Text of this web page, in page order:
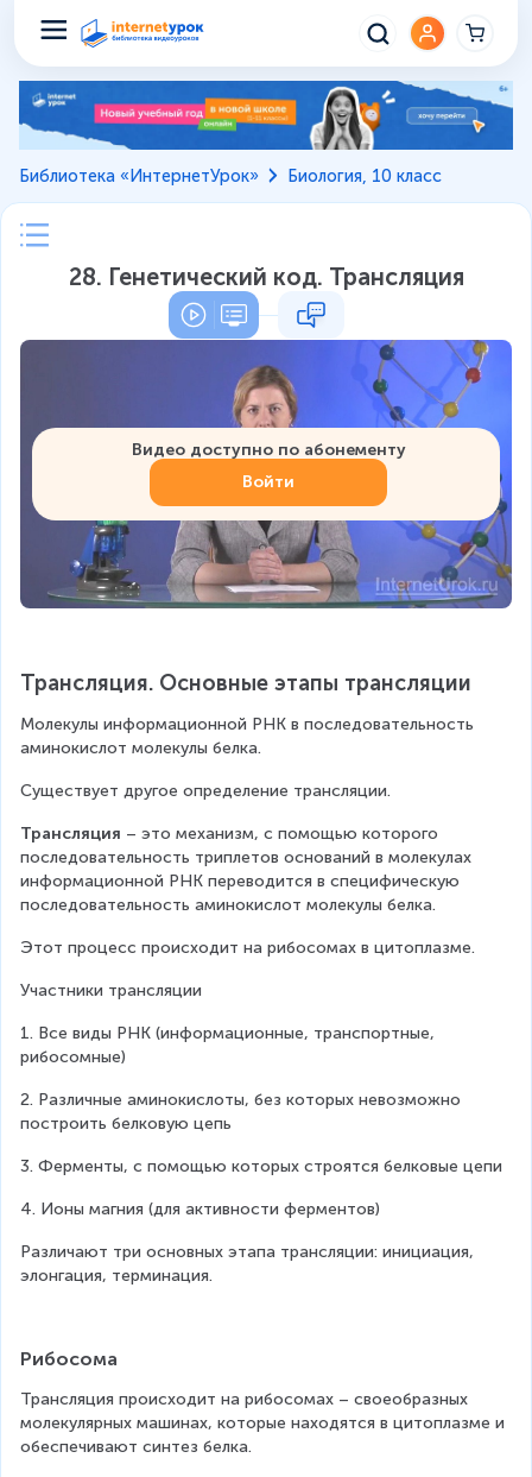
Библиотека «ИнтернетУрок» Биология, 10 класс
28. Генетический код. Трансляция
Видео доступно по абонементу
Войти
Трансляция. Основные этапы трансляции
Молекулы информационной РНК в последовательность
аминокислот молекулы белка.
Существует другое определение трансляции.
Трансляция – это механизм, с помощью которого
последовательность триплетов оснований в молекулах
информационной РНК переводится в специфическую
последовательность аминокислот молекулы белка.
Этот процесс происходит на рибосомах в цитоплазме.
Участники трансляции
1. Все виды РНК (информационные, транспортные,
рибосомные)
2. Различные аминокислоты, без которых невозможно
построить белковую цепь
3. Ферменты, с помощью которых строятся белковые цепи
4. Ионы магния (для активности ферментов)
Различают три основных этапа трансляции: инициация,
элонгация, терминация.
Рибосома
Трансляция происходит на рибосомах – своеобразных
молекулярных машинах, которые находятся в цитоплазме и
обеспечивают синтез белка.